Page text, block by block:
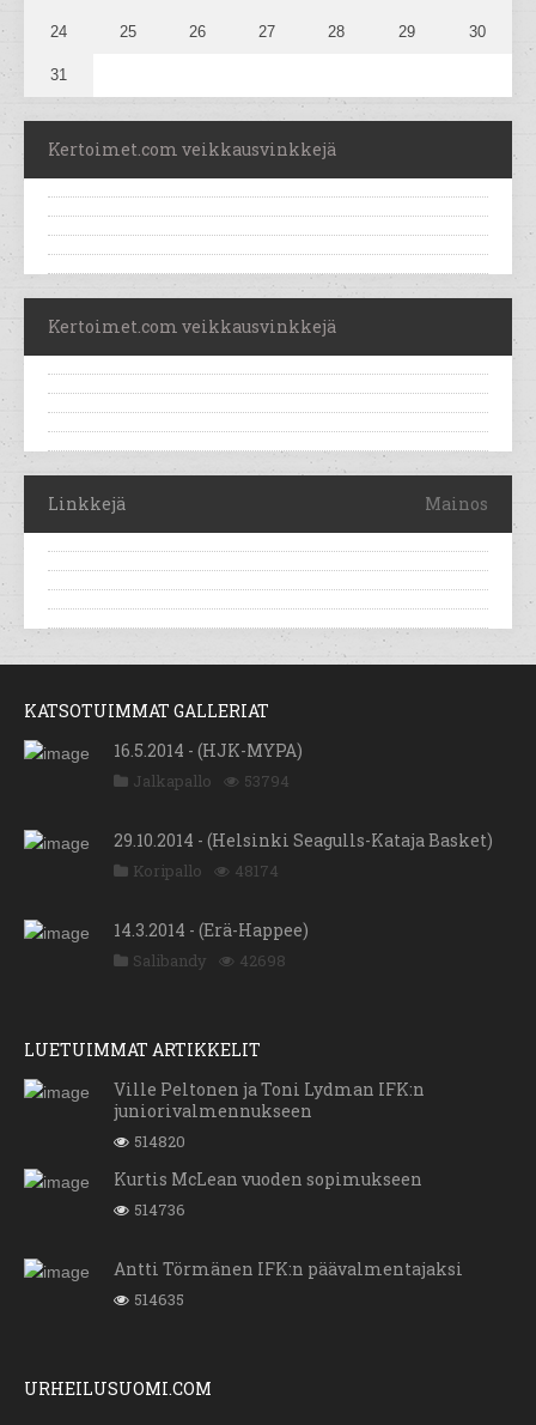
24 25 26 27 28 29 30
31
Kertoimet.com veikkausvinkkejä
Kertoimet.com veikkausvinkkejä
Linkkejä Mainos
KATSOTUIMMAT GALLERIAT
16.5.2014 - (HJK-MYPA)
Jalkapallo 53794
29.10.2014 - (Helsinki Seagulls-Kataja Basket)
Koripallo 48174
14.3.2014 - (Erä-Happee)
Salibandy 42698
LUETUIMMAT ARTIKKELIT
Ville Peltonen ja Toni Lydman IFK:n
juniorivalmennukseen
514820
Kurtis McLean vuoden sopimukseen
514736
Antti Törmänen IFK:n päävalmentajaksi
514635
URHEILUSUOMI.COM